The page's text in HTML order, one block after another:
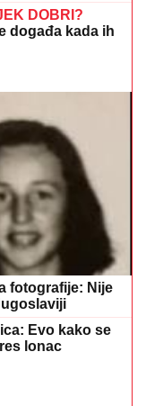
DOBRI?
događa kada ih
fotografije: Nije
Evo kako se
lonac